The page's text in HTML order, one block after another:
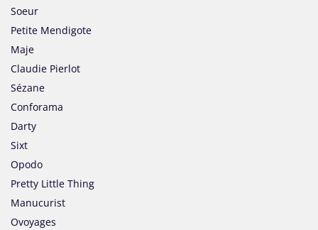
Soeur
Petite Mendigote
Maje
Claudie Pierlot
Sézane
Conforama
Darty
Sixt
Opodo
Pretty Little Thing
Manucurist
Ovoyages